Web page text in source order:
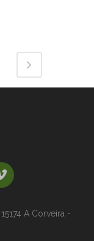
15174 A Corveira -